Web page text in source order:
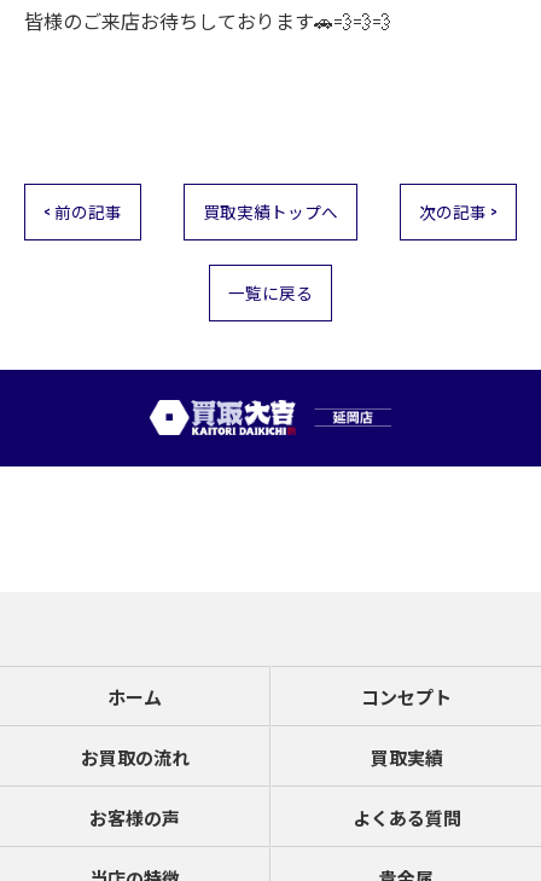
皆様のご来店お待ちしております🚗💨💨💨
< 前の記事 買取実績トップへ 次の記事 >
一覧に戻る
ホーム コンセプト
お買取の流れ 買取実績
お客様の声 よくある質問